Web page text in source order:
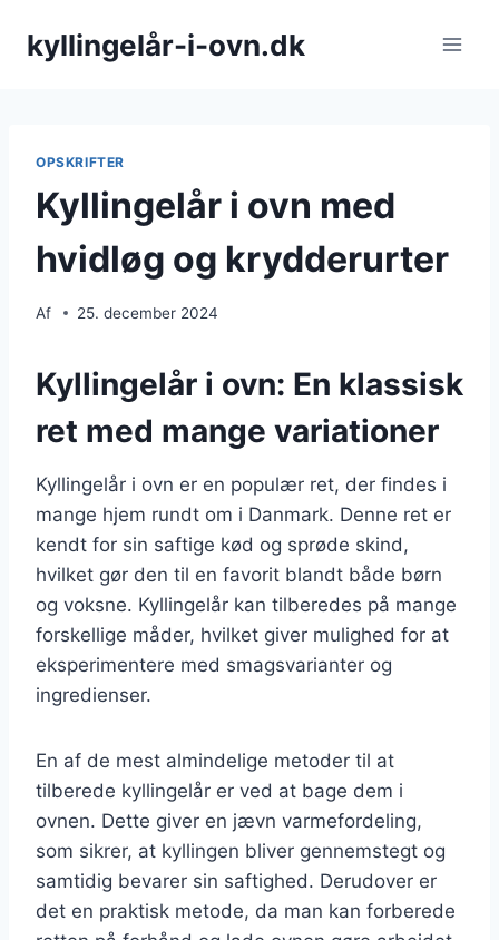
kyllingelår-i-ovn.dk
OPSKRIFTER
Kyllingelår i ovn med
hvidløg og krydderurter
Af 25. december 2024
Kyllingelår i ovn: En klassisk
ret med mange variationer
Kyllingelår i ovn er en populær ret, der findes i
mange hjem rundt om i Danmark. Denne ret er
kendt for sin saftige kød og sprøde skind,
hvilket gør den til en favorit blandt både børn
og voksne. Kyllingelår kan tilberedes på mange
forskellige måder, hvilket giver mulighed for at
eksperimentere med smagsvarianter og
ingredienser.
En af de mest almindelige metoder til at
tilberede kyllingelår er ved at bage dem i
ovnen. Dette giver en jævn varmefordeling,
som sikrer, at kyllingen bliver gennemstegt og
samtidig bevarer sin saftighed. Derudover er
det en praktisk metode, da man kan forberede